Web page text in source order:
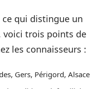
qui distingue un
trois points de
les connaisseurs :
Gers, Périgord, Alsace